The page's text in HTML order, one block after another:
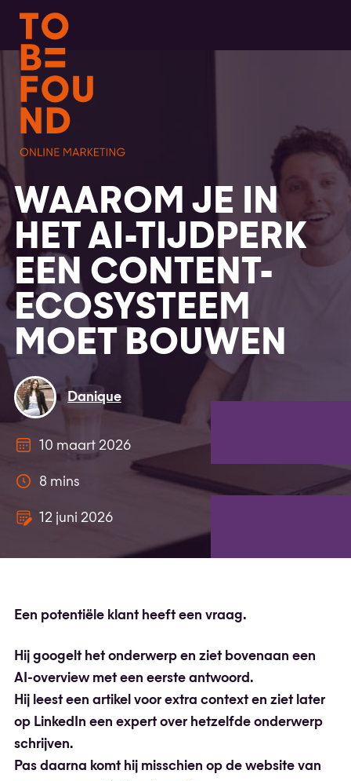
WAAROM JE IN
HET AI-TIJDPERK
EEN CONTENT-
ECOSYSTEEM
MOET BOUWEN
Danique
10 maart 2026
8 mins
12 juni 2026
Een potentiële klant heeft een vraag.
Hij googelt het onderwerp en ziet bovenaan een
AI-overview met een eerste antwoord.
Hij leest een artikel voor extra context en ziet later
op LinkedIn een expert over hetzelfde onderwerp
schrijven.
Pas daarna komt hij misschien op de website van